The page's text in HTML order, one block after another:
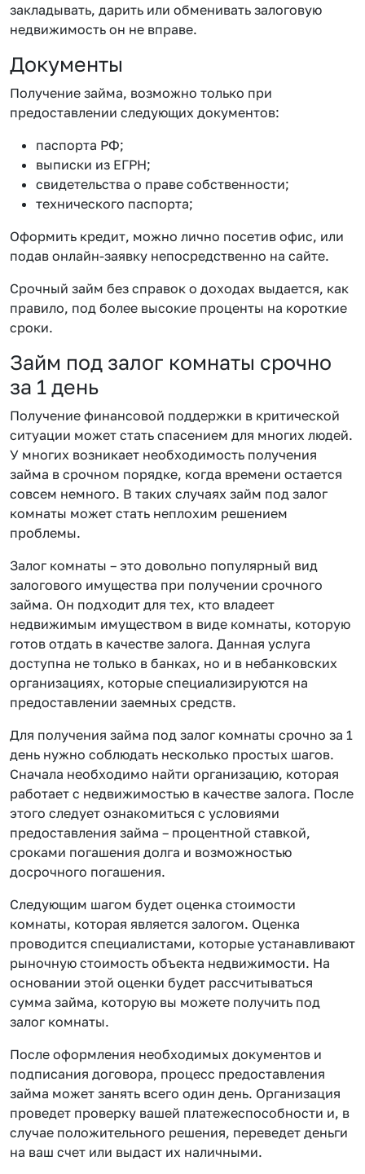
закладывать, дарить или обменивать залоговую
недвижимость он не вправе.
Документы
Получение займа, возможно только при
предоставлении следующих документов:
паспорта РФ;
выписки из ЕГРН;
свидетельства о праве собственности;
технического паспорта;
Оформить кредит, можно лично посетив офис, или
подав онлайн-заявку непосредственно на сайте.
Срочный займ без справок о доходах выдается, как
правило, под более высокие проценты на короткие
сроки.
Займ под залог комнаты срочно
за 1 день
Получение финансовой поддержки в критической
ситуации может стать спасением для многих людей.
У многих возникает необходимость получения
займа в срочном порядке, когда времени остается
совсем немного. В таких случаях займ под залог
комнаты может стать неплохим решением
проблемы.
Залог комнаты – это довольно популярный вид
залогового имущества при получении срочного
займа. Он подходит для тех, кто владеет
недвижимым имуществом в виде комнаты, которую
готов отдать в качестве залога. Данная услуга
доступна не только в банках, но и в небанковских
организациях, которые специализируются на
предоставлении заемных средств.
Для получения займа под залог комнаты срочно за 1
день нужно соблюдать несколько простых шагов.
Сначала необходимо найти организацию, которая
работает с недвижимостью в качестве залога. После
этого следует ознакомиться с условиями
предоставления займа – процентной ставкой,
сроками погашения долга и возможностью
досрочного погашения.
Следующим шагом будет оценка стоимости
комнаты, которая является залогом. Оценка
проводится специалистами, которые устанавливают
рыночную стоимость объекта недвижимости. На
основании этой оценки будет рассчитываться
сумма займа, которую вы можете получить под
залог комнаты.
После оформления необходимых документов и
подписания договора, процесс предоставления
займа может занять всего один день. Организация
проведет проверку вашей платежеспособности и, в
случае положительного решения, переведет деньги
на ваш счет или выдаст их наличными.